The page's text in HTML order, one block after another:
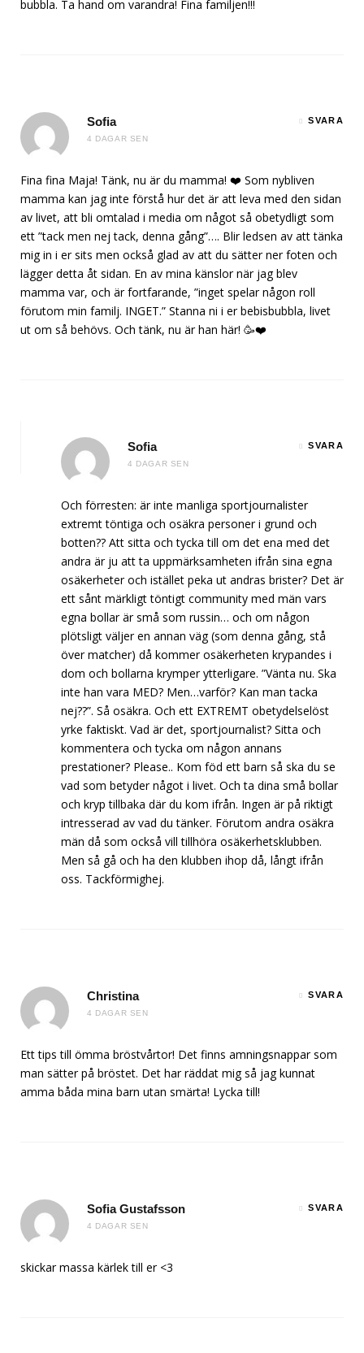
bubbla. Ta hand om varandra! Fina familjen!!!
Sofia
4 DAGAR SEN
SVARA
Fina fina Maja! Tänk, nu är du mamma! ❤️ Som nybliven
mamma kan jag inte förstå hur det är att leva med den sidan
av livet, att bli omtalad i media om något så obetydligt som
ett ”tack men nej tack, denna gång”…. Blir ledsen av att tänka
mig in i er sits men också glad av att du sätter ner foten och
lägger detta åt sidan. En av mina känslor när jag blev
mamma var, och är fortfarande, ”inget spelar någon roll
förutom min familj. INGET.” Stanna ni i er bebisbubbla, livet
ut om så behövs. Och tänk, nu är han här! 🥳❤️
Sofia
4 DAGAR SEN
SVARA
Och förresten: är inte manliga sportjournalister
extremt töntiga och osäkra personer i grund och
botten?? Att sitta och tycka till om det ena med det
andra är ju att ta uppmärksamheten ifrån sina egna
osäkerheter och istället peka ut andras brister? Det är
ett sånt märkligt töntigt community med män vars
egna bollar är små som russin… och om någon
plötsligt väljer en annan väg (som denna gång, stå
över matcher) då kommer osäkerheten krypandes i
dom och bollarna krymper ytterligare. ”Vänta nu. Ska
inte han vara MED? Men…varför? Kan man tacka
nej??”. Så osäkra. Och ett EXTREMT obetydelselöst
yrke faktiskt. Vad är det, sportjournalist? Sitta och
kommentera och tycka om någon annans
prestationer? Please.. Kom föd ett barn så ska du se
vad som betyder något i livet. Och ta dina små bollar
och kryp tillbaka där du kom ifrån. Ingen är på riktigt
intresserad av vad du tänker. Förutom andra osäkra
män då som också vill tillhöra osäkerhetsklubben.
Men så gå och ha den klubben ihop då, långt ifrån
oss. Tackförmighej.
Christina
4 DAGAR SEN
SVARA
Ett tips till ömma bröstvårtor! Det finns amningsnappar som
man sätter på bröstet. Det har räddat mig så jag kunnat
amma båda mina barn utan smärta! Lycka till!
Sofia Gustafsson
4 DAGAR SEN
SVARA
skickar massa kärlek till er <3